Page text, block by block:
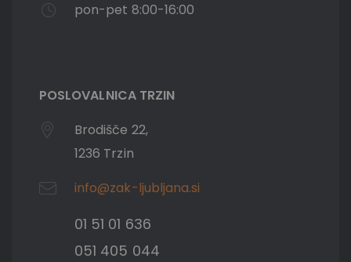
pon-pet 8:00-16:00
POSLOVALNICA TRZIN
Brodišče 22,
1236 Trzin
info@zak-ljubljana.si
01 51 01 636
051 405 044